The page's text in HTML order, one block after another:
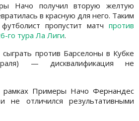
Начо получил вторую желтую
в красную для него. Таким
пропустит матч против
го тура Ла Лиги.
против Барселоны в Кубке
— дисквалификация не
Примеры Начо Фернандес
отличился результативными